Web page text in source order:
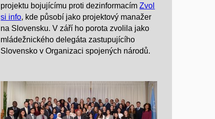
projektu bojujícímu proti dezinformacímZvol
si info, kde působí jako projektový manažer
na Slovensku. V září ho porota zvolila jako
mládežnického delegáta zastupujícího
Slovensko v Organizaci spojených národů.